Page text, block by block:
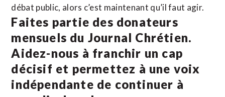
débat public, alors c’est maintenant qu’il faut agir.
Faites partie des donateurs
mensuels du Journal Chrétien.
Aidez-nous à franchir un cap
décisif et permettez à une voix
indépendante de continuer à